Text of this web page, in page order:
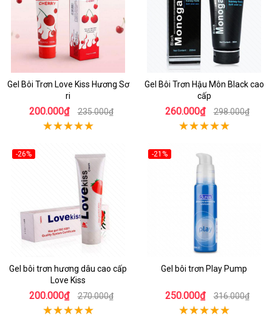
Gel Bôi Trơn Love Kiss Hương Sơ
ri
200.000₫ 235.000₫
Gel Bôi Trơn Hậu Môn Black cao
cấp
260.000₫ 298.000₫
-26%
Gel bôi trơn hương dâu cao cấp
Love Kiss
200.000₫ 270.000₫
-21%
Gel bôi trơn Play Pump
250.000₫ 316.000₫